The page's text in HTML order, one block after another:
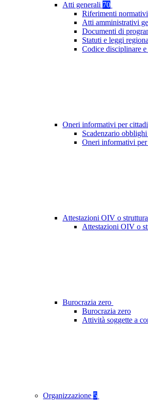
Atti generali 70
Riferimenti
Atti amministrativi
Documenti di
Statuti e leggi
Codice disciplinare
Oneri informativi per
Scadenzario
Oneri informativi
Attestazioni OIV o
Attestazioni OIV o
Burocrazia zero
Burocrazia zero
Attività soggette a
Organizzazione 5